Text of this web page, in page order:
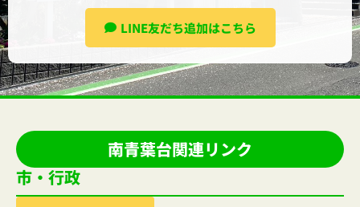
LINE友だち追加はこちら
南青葉台関連リンク
市・行政